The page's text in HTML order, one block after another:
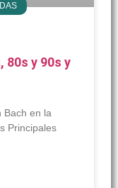
80s y 90s y
Bach en la
Principales